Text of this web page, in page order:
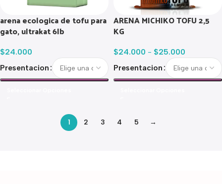
arena ecologica de tofu para
gato, ultrakat 6lb
$24.000
Presentacion
ARENA MICHIKO TOFU 2,5
KG
$24.000 - $25.000
Presentacion
1 2 3 4 5 →